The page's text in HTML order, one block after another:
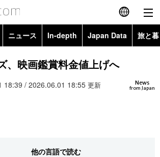
English
简体字
繁體字
ニュース In-depth Japan Data 旅と
Images
、映画鑑賞料金値上げへ
News
from Japan
18:39 / 2026.06.01 18:55 更新
他の言語で読む